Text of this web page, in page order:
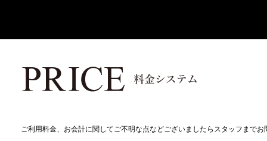
ご利用料金、お会計に関してご不明な点などございましたらスタッフまでお